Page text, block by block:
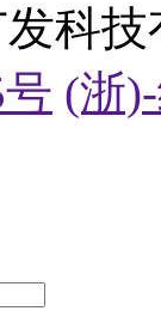
科
(浙